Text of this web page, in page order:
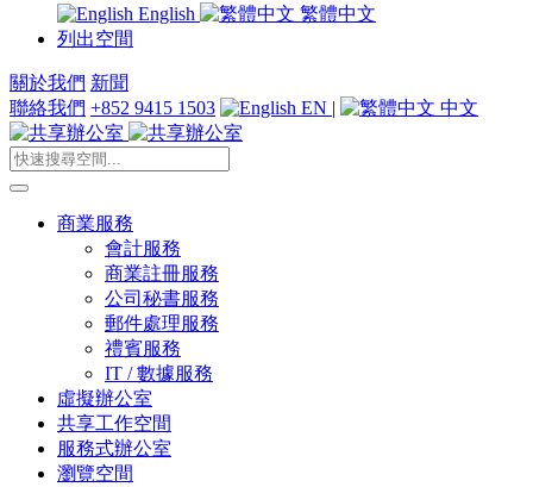
English
繁體中文
列出空間
關於我們 新聞
聯絡我們 +852 9415 1503 EN | 中文
商業服務
會計服務
商業註冊服務
公司秘書服務
郵件處理服務
禮賓服務
IT / 數據服務
虛擬辦公室
共享工作空間
服務式辦公室
瀏覽空間